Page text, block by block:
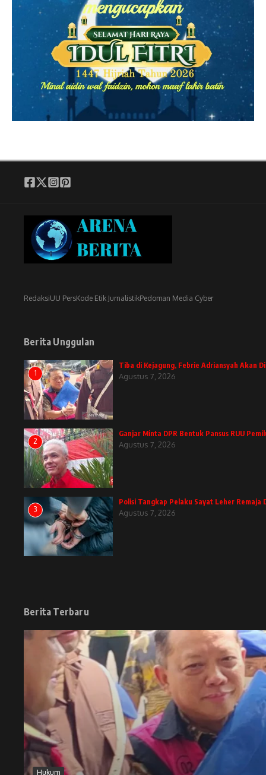
RedaksiUU PersKode Etik JurnalistikPedoman Media Cyber
Berita Unggulan
1
Tiba di Kejagung, Febrie Adriansyah Akan
Agustus 7, 2026
2
Ganjar Minta DPR Bentuk Pansus RUU
Agustus 7, 2026
3
Polisi Tangkap Pelaku Sayat Leher
Agustus 7, 2026
Berita Terbaru
Hukum